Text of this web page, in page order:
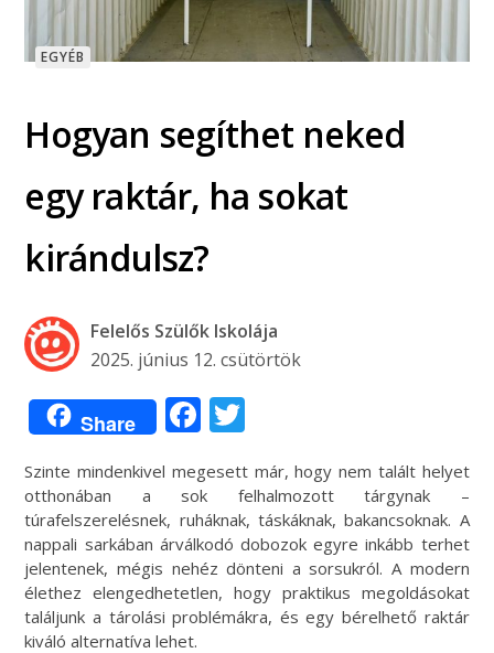
EGYÉB
Hogyan segíthet neked
egy raktár, ha sokat
kirándulsz?
Felelős Szülők Iskolája
2025. június 12. csütörtök
Share Facebook
Szinte mindenkivel megesett már, hogy nem talált helyet
otthonában a sok felhalmozott tárgynak –
túrafelszerelésnek, ruháknak, táskáknak, bakancsoknak. A
nappali sarkában árválkodó dobozok egyre inkább terhet
jelentenek, mégis nehéz dönteni a sorsukról. A modern
élethez elengedhetetlen, hogy praktikus megoldásokat
találjunk a tárolási problémákra, és egy bérelhető raktár
kiváló alternatíva lehet.